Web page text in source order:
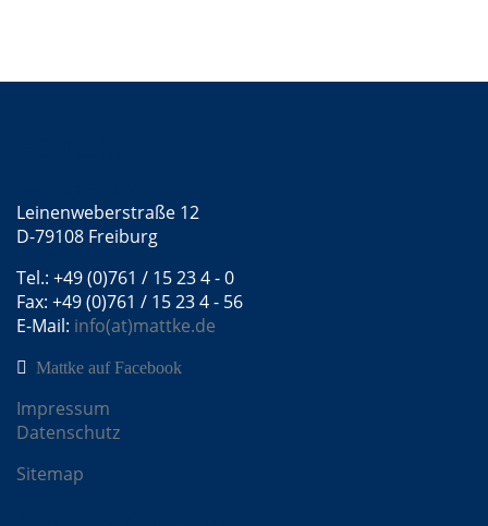
Leinenweberstraße 12
D-79108 Freiburg
Tel.: +49 (0)761 / 15 23 4 - 0
Fax: +49 (0)761 / 15 23 4 - 56
E-Mail: info(at)mattke.de
Mattke auf Facebook
Impressum
Datenschutz
Sitemap